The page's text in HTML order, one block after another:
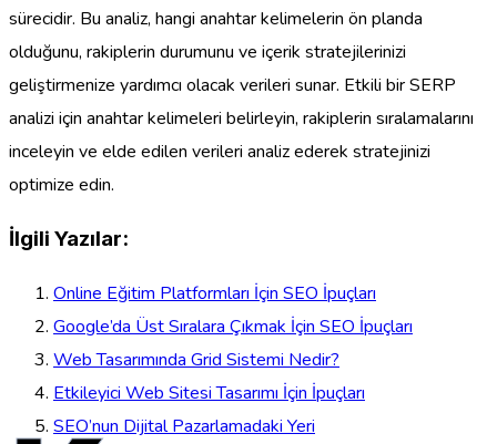
sürecidir. Bu analiz, hangi anahtar kelimelerin ön planda
olduğunu, rakiplerin durumunu ve içerik stratejilerinizi
geliştirmenize yardımcı olacak verileri sunar. Etkili bir SERP
analizi için anahtar kelimeleri belirleyin, rakiplerin sıralamalarını
inceleyin ve elde edilen verileri analiz ederek stratejinizi
optimize edin.
İlgili Yazılar:
Online Eğitim Platformları İçin SEO İpuçları
Google’da Üst Sıralara Çıkmak İçin SEO İpuçları
Web Tasarımında Grid Sistemi Nedir?
Etkileyici Web Sitesi Tasarımı İçin İpuçları
SEO’nun Dijital Pazarlamadaki Yeri